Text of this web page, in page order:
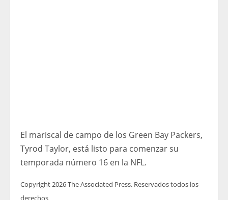
El mariscal de campo de los Green Bay Packers,
Tyrod Taylor, está listo para comenzar su
temporada número 16 en la NFL.
Copyright 2026 The Associated Press. Reservados todos los
derechos